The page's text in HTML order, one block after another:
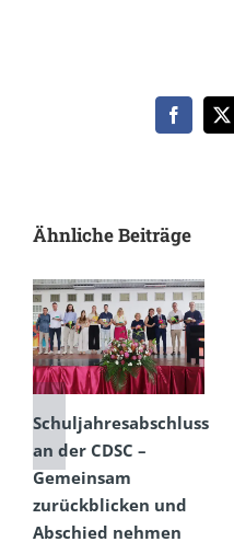
Facebook
X
Ähnliche Beiträge
Schuljahresabschluss
an der CDSC –
Gemeinsam
zurückblicken und
Abschied nehmen